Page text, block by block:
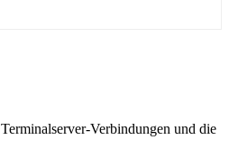
Verbindungen und die